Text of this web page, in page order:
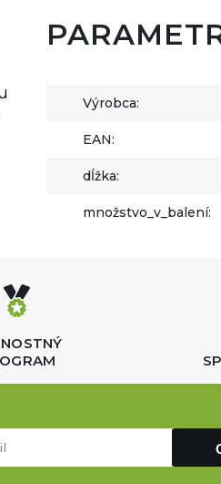
Výrobca:
EAN:
dĺžka:
množstvo_v_balení: